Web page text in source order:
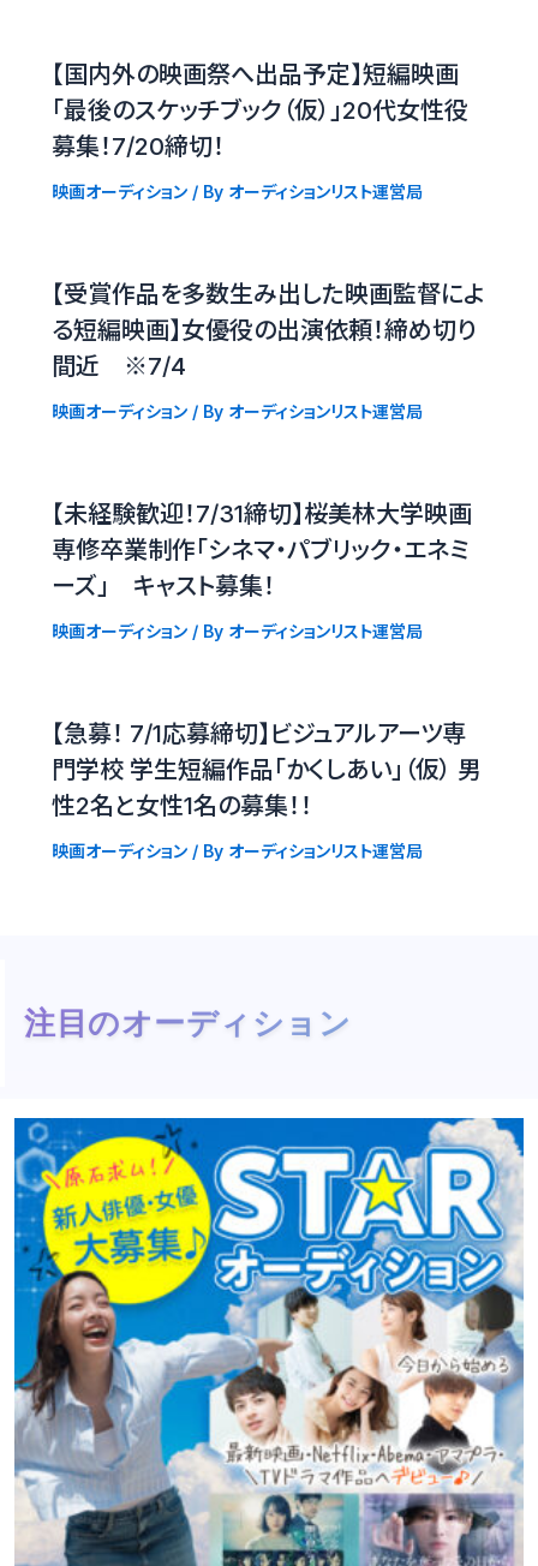
【国内外の映画祭へ出品予定】短編映画
「最後のスケッチブック（仮）」20代女性役
募集！7/20締切！
映画オーディション/ By オーディションリスト運営局
【受賞作品を多数生み出した映画監督によ
る短編映画】女優役の出演依頼！締め切り
間近 ※7/4
映画オーディション/ By オーディションリスト運営局
【未経験歓迎！7/31締切】桜美林大学映画
専修卒業制作「シネマ・パブリック・エネミ
ーズ」 キャスト募集！
映画オーディション/ By オーディションリスト運営局
【急募！ 7/1応募締切】ビジュアルアーツ専
門学校 学生短編作品「かくしあい」（仮） 男
性2名と女性1名の募集！！
映画オーディション/ By オーディションリスト運営局
注目のオーディション